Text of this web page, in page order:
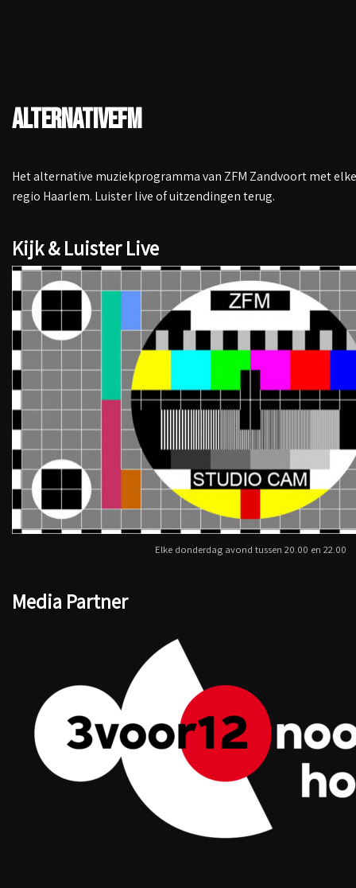
AlternativeFM
Het alternative muziekprogramma van ZFM Zandvoort met
regio Haarlem. Luister live of uitzendingen terug.
Kijk & Luister Live
Elke donderdag avond tussen 20.00 en 22.00
Media Partner